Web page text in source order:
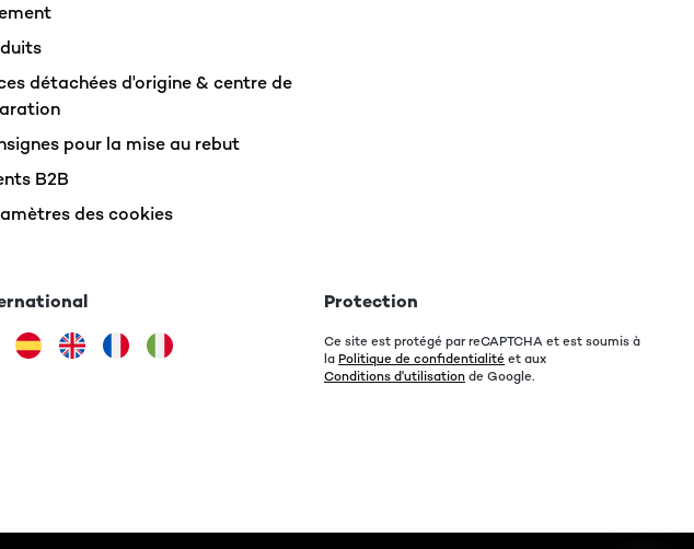
détachées d'origine & centre de
pour la mise au rebut
B2B
des cookies
Protection
Ce site est protégé par reCAPTCHA et est soumis à
la Politique de confidentialité et aux
Conditions d'utilisation de Google.